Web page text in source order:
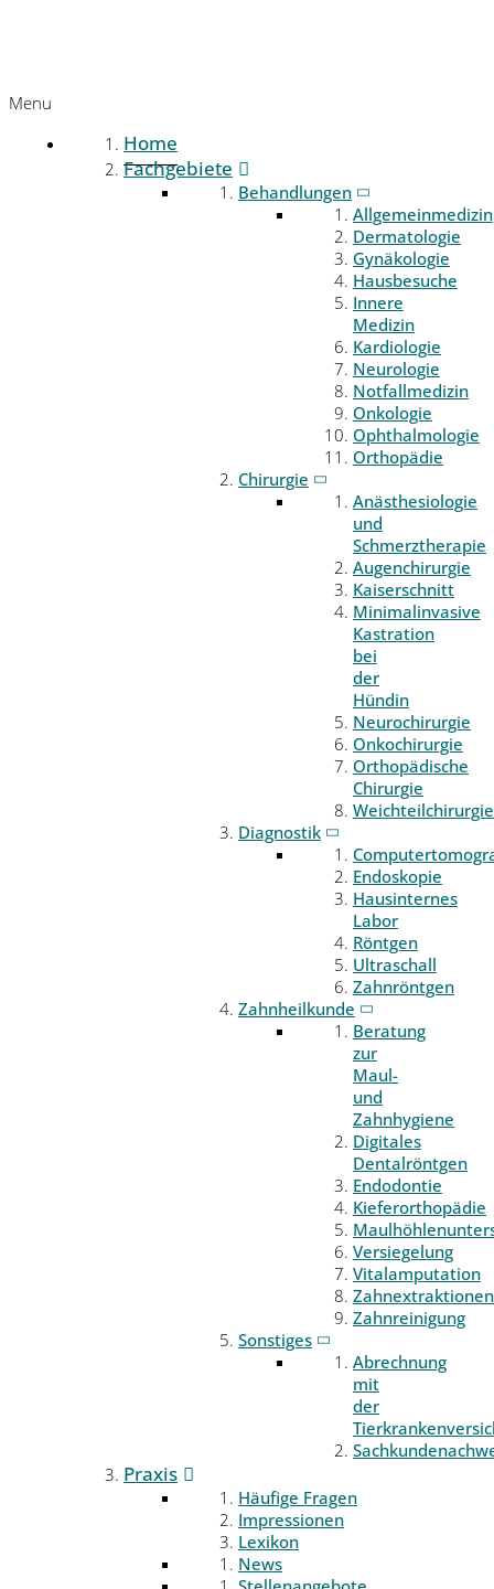
Menu
Home
Fachgebiete
Behandlungen
Allgemeinmedizin
Dermatologie
Gynäkologie
Hausbesuche
Innere
Medizin
Kardiologie
Neurologie
Notfallmedizin
Onkologie
Ophthalmologie
Orthopädie
Chirurgie
Anästhesiologie
und
Schmerztherapie
Augenchirurgie
Kaiserschnitt
Minimalinvasive
Kastration
bei
der
Hündin
Neurochirurgie
Onkochirurgie
Orthopädische
Chirurgie
Weichteilchirurgie
Diagnostik
Endoskopie
Hausinternes
Labor
Röntgen
Ultraschall
Zahnröntgen
Zahnheilkunde
Beratung
zur
Maul-
und
Zahnhygiene
Digitales
Dentalröntgen
Endodontie
Kieferorthopädie
Versiegelung
Vitalamputation
Zahnextraktionen
Zahnreinigung
Sonstiges
Abrechnung
mit
der
Praxis
Häufige Fragen
Impressionen
Lexikon
News